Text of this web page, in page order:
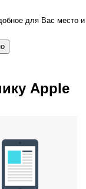
для Вас место и
Apple